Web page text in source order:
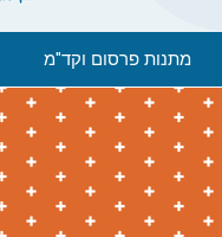
מתנות פרסום וקד"מ